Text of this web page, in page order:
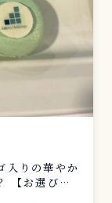
入りの華やか
【お選びい